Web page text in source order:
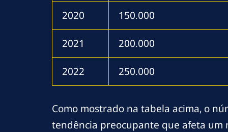
2020 150.000
2021 200.000
2022 250.000
Como mostrado na tabela acima, o
tendência preocupante que afeta um